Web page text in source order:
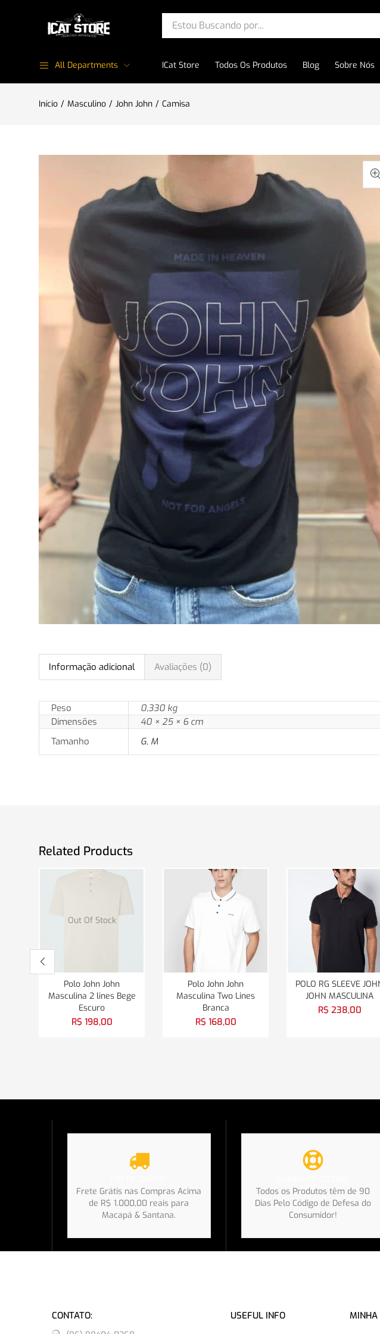
All Departments ICat Store Todos Os Produtos Blog Sobre Nós
Início Masculino John John Camisa
Informação adicional Avaliações (0)
Peso
0,330 kg
Dimensões
40 × 25 × 6 cm
Tamanho
G, M
Related Products
Out Of Stock
Polo John John
Masculina 2 lines Bege
Escuro
R$ 198,00
Polo John John
Masculina Two Lines
Branca
R$ 168,00
POLO RG SLEEVE
JOHN MASCULINA
R$ 238,00
Frete Grátis nas Compras Acima
de R$ 1.000,00 reais para
Macapá & Santana.
Todos os Produtos têm de 90
Dias Pelo Código de Defesa do
Consumidor!
CONTATO: USEFUL INFO MINHA